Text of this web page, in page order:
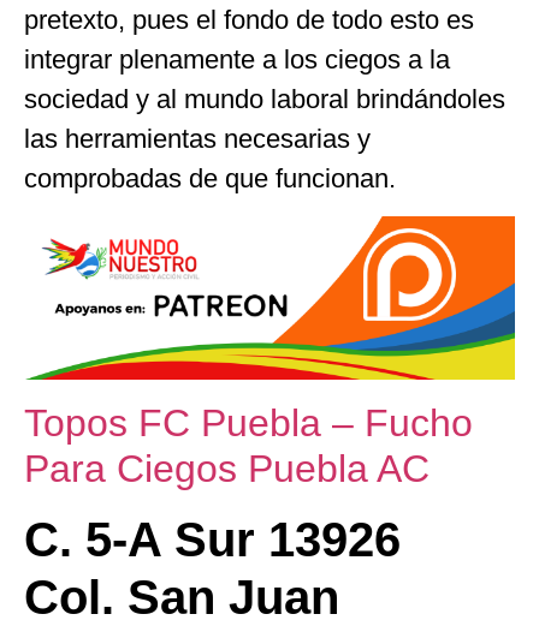
pretexto, pues el fondo de todo esto es
integrar plenamente a los ciegos a la
sociedad y al mundo laboral brindándoles
las herramientas necesarias y
comprobadas de que funcionan.
Topos FC Puebla – Fucho
Para Ciegos Puebla AC
C. 5-A Sur 13926
Col. San Juan